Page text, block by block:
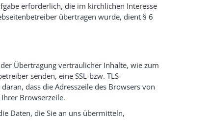
erforderlich, die im kirchlichen Interesse
übertragen wurde, dient § 6
Übertragung vertraulicher Inhalte, wie zum
senden, eine SSL-bzw. TLS-
dass die Adresszeile des Browsers von
Browserzeile.
Daten, die Sie an uns übermitteln,